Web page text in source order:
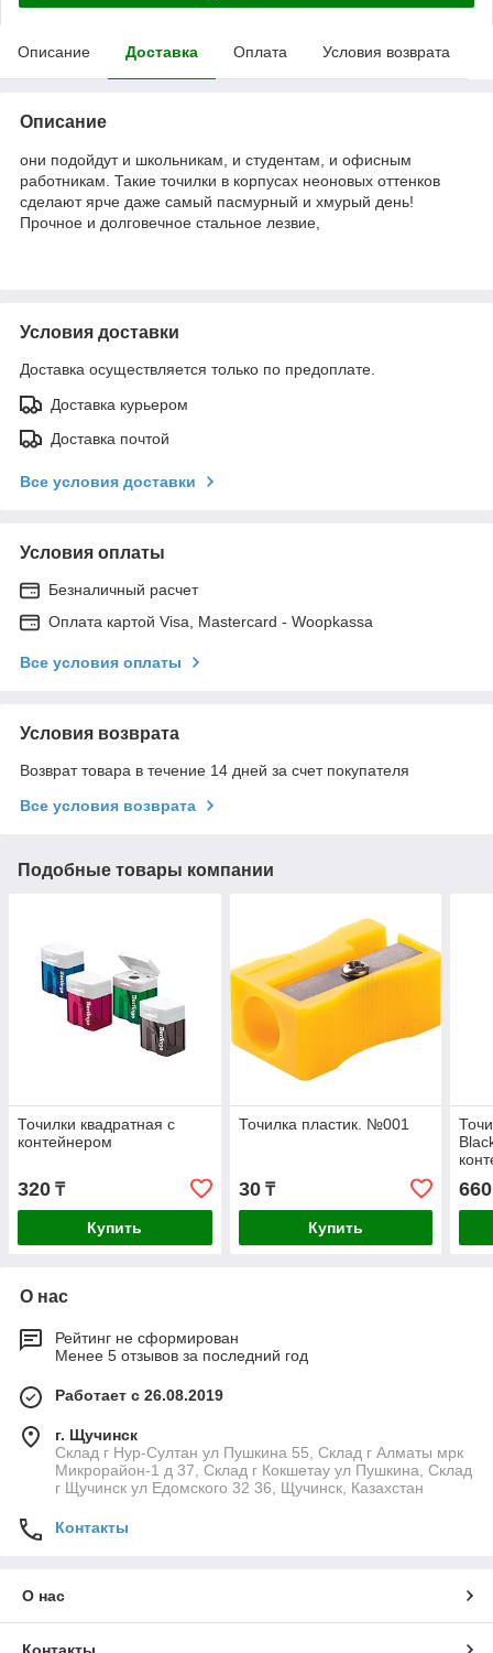
Описание Доставка Оплата Условия возврата
Описание
они подойдут и школьникам, и студентам, и офисным
работникам. Такие точилки в корпусах неоновых оттенков
сделают ярче даже самый пасмурный и хмурый день!
Прочное и долговечное стальное лезвие,
Условия доставки
Доставка осуществляется только по предоплате.
Доставка курьером
Доставка почтой
Все условия доставки
Условия оплаты
Безналичный расчет
Оплата картой Visa, Mastercard - Woopkassa
Все условия оплаты
Условия возврата
Возврат товара в течение 14 дней за счет покупателя
Все условия возврата
Подобные товары компании
Точилки квадратная с
контейнером
320 ₸
Купить
Точилка пластик. №001
30₸
Купить
660
О нас
Рейтинг не сформирован
Менее 5 отзывов за последний год
Работает с 26.08.2019
г. Щучинск
Склад г Нур-Султан ул Пушкина 55, Склад г Алматы мрк
Микрорайон-1 д 37, Склад г Кокшетау ул Пушкина, Склад
г Щучинск ул Едомского 32 36, Щучинск, Казахстан
Контакты
О нас